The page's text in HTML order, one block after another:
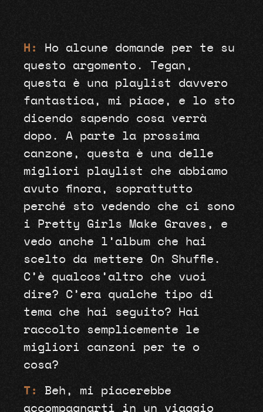
H:
Ho alcune domande per te su
questo argomento. Tegan,
questa è una playlist davvero
fantastica, mi piace, e lo sto
dicendo sapendo cosa verrà
dopo. A parte la prossima
canzone, questa è una delle
migliori playlist che abbiamo
avuto finora, soprattutto
perché sto vedendo che ci sono
i Pretty Girls Make Graves, e
vedo anche l’album che hai
scelto da mettere On Shuffle.
C’è qualcos’altro che vuoi
dire? C’era qualche tipo di
tema che hai seguito? Hai
raccolto semplicemente le
migliori canzoni per te o
cosa?
T:
Beh, mi piacerebbe
accompagnarti in un viaggio